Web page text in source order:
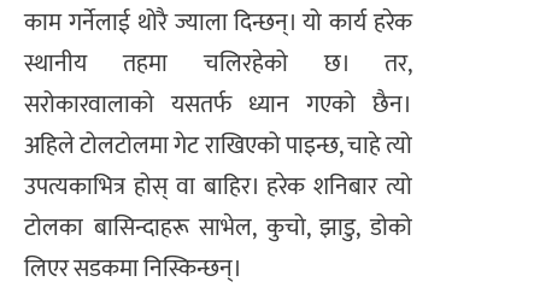
काम गर्नेलाई थोरै ज्याला दिन्छन्। यो कार्य हरेक
स्थानीय तहमा चलिरहेको छ। तर,
सरोकारवालाको यसतर्फ ध्यान गएको छैन।
अहिले टोलटोलमा गेट राखिएको पाइन्छ, चाहे त्यो
उपत्यकाभित्र होस् वा बाहिर। हरेक शनिबार त्यो
टोलका बासिन्दाहरू साभेल, कुचो, झाडु, डोको
लिएर सडकमा निस्किन्छन्।